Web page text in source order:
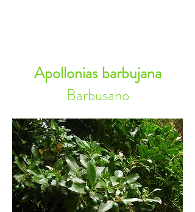
Apollonias barbujana
Barbusano